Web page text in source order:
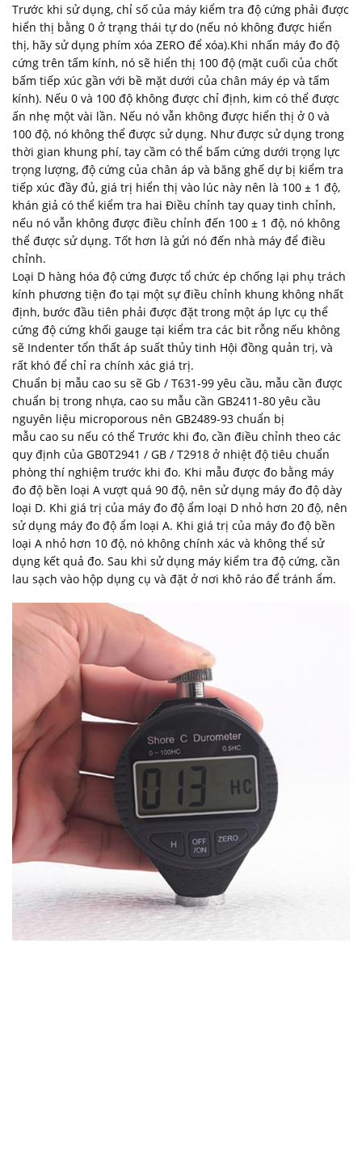
Trước khi sử dụng, chỉ số của máy kiểm tra độ cứng phải được
hiển thị bằng 0 ở trạng thái tự do (nếu nó không được hiển
thị, hãy sử dụng phím xóa ZERO để xóa).Khi nhấn máy đo độ
cứng trên tấm kính, nó sẽ hiển thị 100 độ (mặt cuối của chốt
bấm tiếp xúc gần với bề mặt dưới của chân máy ép và tấm
kính). Nếu 0 và 100 độ không được chỉ định, kim có thể được
ấn nhẹ một vài lần. Nếu nó vẫn không được hiển thị ở 0 và
100 độ, nó không thể được sử dụng. Như được sử dụng trong
thời gian khung phí, tay cầm có thể bấm cứng dưới trọng lực
trọng lượng, độ cứng của chân áp và băng ghế dự bị kiểm tra
tiếp xúc đầy đủ, giá trị hiển thị vào lúc này nên là 100 ± 1 độ,
khán giả có thể kiểm tra hai Điều chỉnh tay quay tinh chỉnh,
nếu nó vẫn không được điều chỉnh đến 100 ± 1 độ, nó không
thể được sử dụng. Tốt hơn là gửi nó đến nhà máy để điều
chỉnh.
Loại D hàng hóa độ cứng được tổ chức ép chống lại phụ trách
kính phương tiện đo tại một sự điều chỉnh khung không nhất
định, bước đầu tiên phải được đặt trong một áp lực cụ thể
cứng độ cứng khối gauge tại kiểm tra các bit rỗng nếu không
sẽ Indenter tổn thất áp suất thủy tinh Hội đồng quản trị, và
rất khó để chỉ ra chính xác giá trị.
Chuẩn bị mẫu cao su sẽ Gb / T631-99 yêu cầu, mẫu cần được
chuẩn bị trong nhựa, cao su mẫu cần GB2411-80 yêu cầu
nguyên liệu microporous nên GB2489-93 chuẩn bị
mẫu cao su nếu có thể Trước khi đo, cần điều chỉnh theo các
quy định của GB0T2941 / GB / T2918 ở nhiệt độ tiêu chuẩn
phòng thí nghiệm trước khi đo. Khi mẫu được đo bằng máy
đo độ bền loại A vượt quá 90 độ, nên sử dụng máy đo độ dày
loại D. Khi giá trị của máy đo độ ẩm loại D nhỏ hơn 20 độ, nên
sử dụng máy đo độ ẩm loại A. Khi giá trị của máy đo độ bền
loại A nhỏ hơn 10 độ, nó không chính xác và không thể sử
dụng kết quả đo. Sau khi sử dụng máy kiểm tra độ cứng, cần
lau sạch vào hộp dụng cụ và đặt ở nơi khô ráo để tránh ẩm.